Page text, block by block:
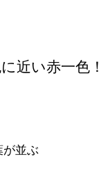
近い赤一色！
が並ぶ